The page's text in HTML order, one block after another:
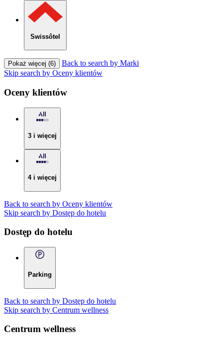
Swissôtel
Pokaż więcej (6)
Back to search by Marki
Skip search by Oceny klientów
Oceny klientów
3 i więcej
4 i więcej
Back to search by Oceny klientów
Skip search by Dostęp do hotelu
Dostęp do hotelu
Parking
Back to search by Dostęp do hotelu
Skip search by Centrum wellness
Centrum wellness